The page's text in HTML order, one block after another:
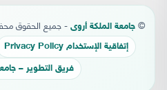
© جامعة الملكة أروى - جميع الحقوق محفوظة
إتفاقية الإستخدام Privacy Policy
فريق التطوير –